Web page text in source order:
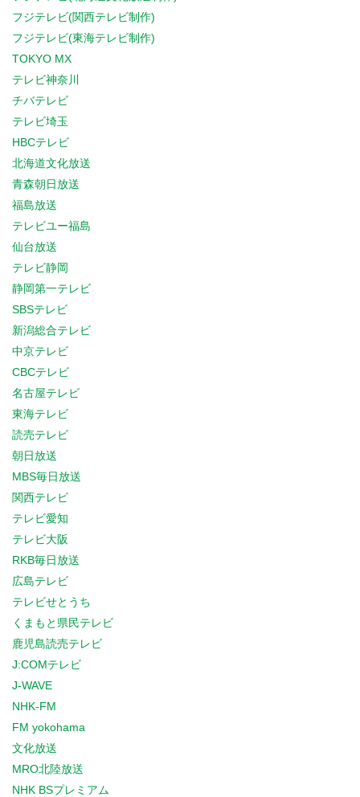
フジテレビ(関西テレビ制作)
フジテレビ(東海テレビ制作)
TOKYO MX
テレビ神奈川
チバテレビ
テレビ埼玉
HBCテレビ
北海道文化放送
青森朝日放送
福島放送
テレビユー福島
仙台放送
テレビ静岡
静岡第一テレビ
SBSテレビ
新潟総合テレビ
中京テレビ
CBCテレビ
名古屋テレビ
東海テレビ
読売テレビ
朝日放送
MBS毎日放送
関西テレビ
テレビ愛知
テレビ大阪
RKB毎日放送
広島テレビ
テレビせとうち
くまもと県民テレビ
鹿児島読売テレビ
J:COMテレビ
J-WAVE
NHK-FM
FM yokohama
文化放送
MRO北陸放送
NHK BSプレミアム